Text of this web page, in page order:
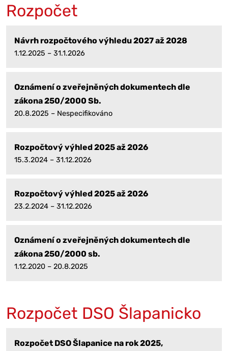
Rozpočet
Návrh rozpočtového výhledu 2027 až 2028
1.12.2025 – 31.1.2026
Oznámení o zveřejněných dokumentech dle
zákona 250/2000 Sb.
20.8.2025 – Nespecifikováno
Rozpočtový výhled 2025 až 2026
15.3.2024 – 31.12.2026
Rozpočtový výhled 2025 až 2026
23.2.2024 – 31.12.2026
Oznámení o zveřejněných dokumentech dle
zákona 250/2000 sb.
1.12.2020 – 20.8.2025
Rozpočet DSO Šlapanicko
Rozpočet DSO Šlapanice na rok 2025,